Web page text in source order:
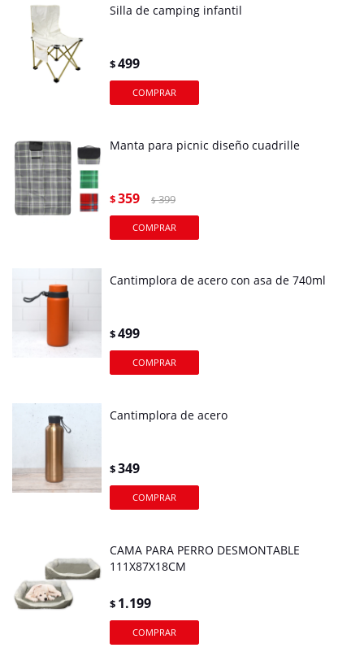
Silla de camping infantil
$499
Manta para picnic diseño cuadrille
$359 $ 399
Cantimplora de acero con asa de 740ml
$499
Cantimplora de acero
$349
CAMA PARA PERRO DESMONTABLE
111X87X18CM
$ 1.199